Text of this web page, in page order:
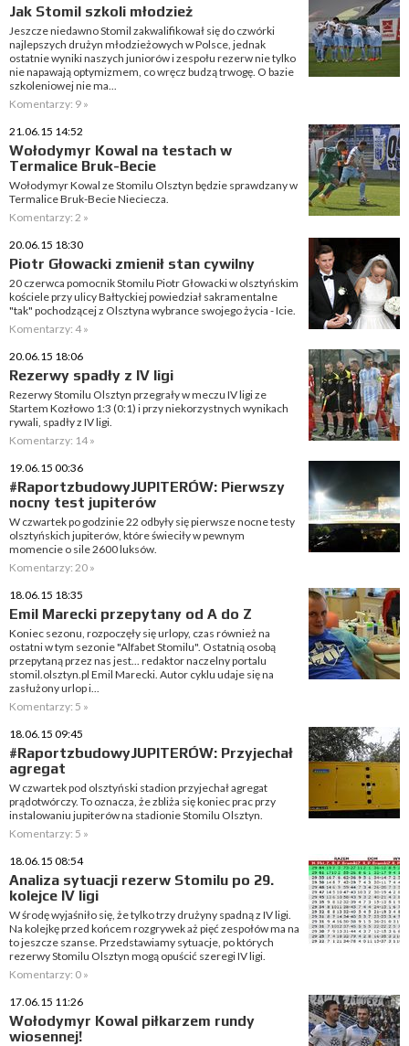
Jak Stomil szkoli młodzież
Jeszcze niedawno Stomil zakwalifikował się do czwórki
najlepszych drużyn młodzieżowych w Polsce, jednak
ostatnie wyniki naszych juniorów i zespołu rezerw nie tylko
nie napawają optymizmem, co wręcz budzą trwogę. O bazie
szkoleniowej nie ma...
Komentarzy: 9 »
21.06.15 14:52
Wołodymyr Kowal na testach w
Termalice Bruk-Becie
Wołodymyr Kowal ze Stomilu Olsztyn będzie sprawdzany w
Termalice Bruk-Becie Nieciecza.
Komentarzy: 2 »
20.06.15 18:30
Piotr Głowacki zmienił stan cywilny
20 czerwca pomocnik Stomilu Piotr Głowacki w olsztyńskim
kościele przy ulicy Bałtyckiej powiedział sakramentalne
"tak" pochodzącej z Olsztyna wybrance swojego życia - Icie.
Komentarzy: 4 »
20.06.15 18:06
Rezerwy spadły z IV ligi
Rezerwy Stomilu Olsztyn przegrały w meczu IV ligi ze
Startem Kozłowo 1:3 (0:1) i przy niekorzystnych wynikach
rywali, spadły z IV ligi.
Komentarzy: 14 »
19.06.15 00:36
#RaportzbudowyJUPITERÓW: Pierwszy
nocny test jupiterów
W czwartek po godzinie 22 odbyły się pierwsze nocne testy
olsztyńskich jupiterów, które świeciły w pewnym
momencie o sile 2600 luksów.
Komentarzy: 20 »
18.06.15 18:35
Emil Marecki przepytany od A do Z
Koniec sezonu, rozpoczęły się urlopy, czas również na
ostatni w tym sezonie "Alfabet Stomilu". Ostatnią osobą
przepytaną przez nas jest... redaktor naczelny portalu
stomil.olsztyn.pl Emil Marecki. Autor cyklu udaje się na
zasłużony urlop i...
Komentarzy: 5 »
18.06.15 09:45
#RaportzbudowyJUPITERÓW: Przyjechał
agregat
W czwartek pod olsztyński stadion przyjechał agregat
prądotwórczy. To oznacza, że zbliża się koniec prac przy
instalowaniu jupiterów na stadionie Stomilu Olsztyn.
Komentarzy: 5 »
18.06.15 08:54
Analiza sytuacji rezerw Stomilu po 29.
kolejce IV ligi
W środę wyjaśniło się, że tylko trzy drużyny spadną z IV ligi.
Na kolejkę przed końcem rozgrywek aż pięć zespołów ma na
to jeszcze szanse. Przedstawiamy sytuacje, po których
rezerwy Stomilu Olsztyn mogą opuścić szeregi IV ligi.
Komentarzy: 0 »
17.06.15 11:26
Wołodymyr Kowal piłkarzem rundy
wiosennej!